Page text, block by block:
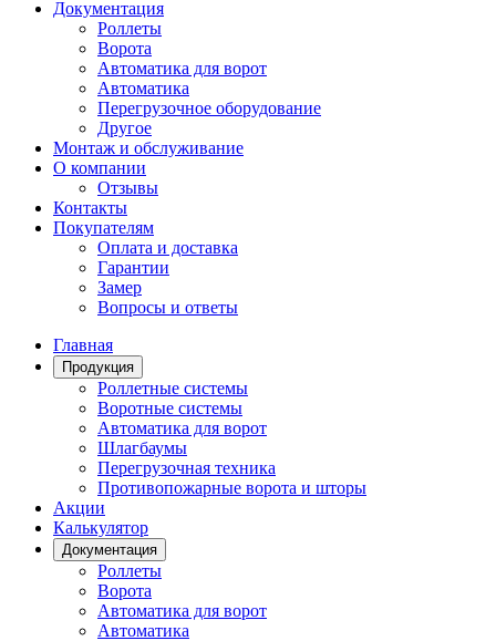
Документация
Роллеты
Ворота
Автоматика для ворот
Автоматика
Перегрузочное оборудование
Другое
Монтаж и обслуживание
О компании
Отзывы
Контакты
Покупателям
Оплата и доставка
Гарантии
Замер
Вопросы и ответы
Главная
Продукция
Роллетные системы
Воротные системы
Автоматика для ворот
Шлагбаумы
Перегрузочная техника
Противопожарные ворота и шторы
Акции
Калькулятор
Документация
Роллеты
Ворота
Автоматика для ворот
Автоматика